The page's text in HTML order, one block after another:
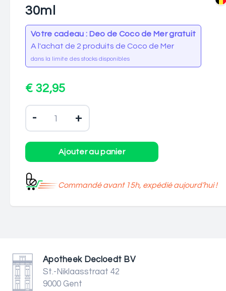
30ml
Votre cadeau : Deo de Coco de Mer gratuit
A l'achat de 2 produits de Coco de Mer
dans la limite des stocks disponibles
€ 32,95
- +
Commandé avant 15h, expédié aujourd’hui !
Apotheek Decloedt BV
St.-Niklaasstraat 42
9000 Gent